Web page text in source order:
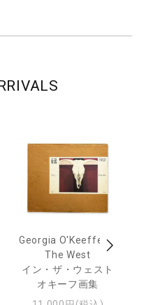
Georgia O'Keeffe: In
The West
イン・ザ・ウェスト
オキーフ画集